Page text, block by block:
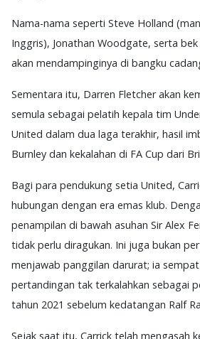
Nama-nama seperti Steve Holland
Inggris), Jonathan Woodgate, serta bek
akan mendampinginya di bangku
Sementara itu, Darren Fletcher akan
semula sebagai pelatih kepala tim
United dalam dua laga terakhir, hasil
Burnley dan kekalahan di FA Cup dari
Bagi para pendukung setia United,
hubungan dengan era emas klub.
penampilan di bawah asuhan Sir Alex
tidak perlu diragukan. Ini juga bukan
menjawab panggilan darurat; ia
pertandingan tak terkalahkan sebagai
tahun 2021 sebelum kedatangan Ralf
Sejak saat itu, Carrick telah mengasah